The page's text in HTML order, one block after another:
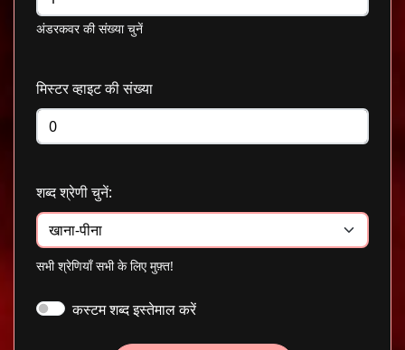
अंडरकवर की संख्या चुनें
मिस्टर व्हाइट की संख्या
शब्द श्रेणी चुनें:
सभी श्रेणियाँ सभी के लिए मुफ़्त!
कस्टम शब्द इस्तेमाल करें